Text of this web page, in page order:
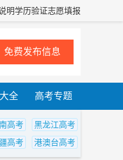
明学历验证志愿填报
免费发布信息
全 高考专题
高考
黑龙江高考
高考 港澳台高考